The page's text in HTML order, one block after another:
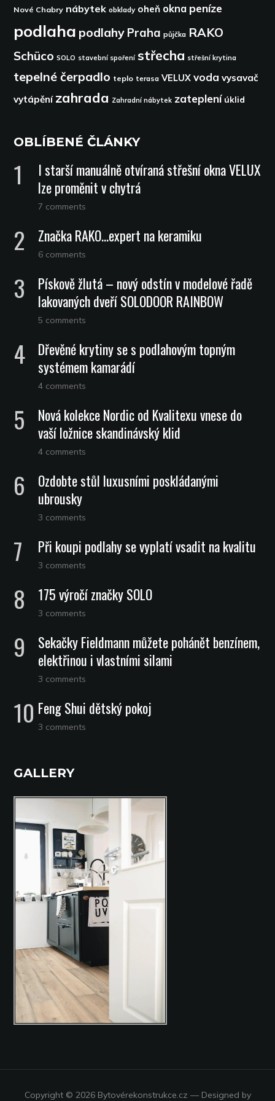
Nové Chabry nábytek obklady oheň okna peníze
podlaha podlahy Praha půjčka RAKO
Schüco SOLO stavební spoření střecha střešní krytina
tepelné čerpadlo teplo terasa VELUX voda vysavač
vytápění zahrada Zahradní nábytek zateplení úklid
OBLÍBENÉ ČLÁNKY
I starší manuálně otvíraná střešní okna VELUX
lze proměnit v chytrá
7 comments
Značka RAKO…expert na keramiku
6 comments
Pískově žlutá – nový odstín v modelové řadě
lakovaných dveří SOLODOOR RAINBOW
5 comments
Dřevěné krytiny se s podlahovým topným
systémem kamarádí
4 comments
Nová kolekce Nordic od Kvalitexu vnese do
vaší ložnice skandinávský klid
4 comments
Ozdobte stůl luxusními poskládanými
ubrousky
3 comments
Při koupi podlahy se vyplatí vsadit na kvalitu
3 comments
175 výročí značky SOLO
3 comments
Sekačky Fieldmann můžete pohánět benzínem,
elektřinou i vlastními silami
3 comments
Feng Shui dětský pokoj
3 comments
GALLERY
Copyright © 2026 Bytovérekonstrukce.cz — Designed by